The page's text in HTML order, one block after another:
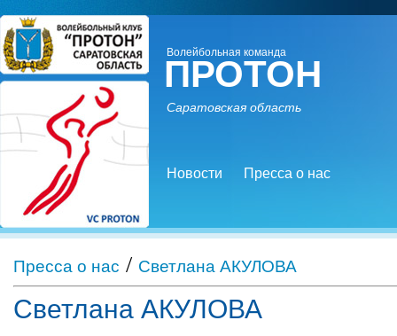
Волейбольная команда
ПРОТОН
Саратовская область
Новости Пресса о нас
Пресса о нас / Светлана АКУЛОВА
Светлана АКУЛОВА